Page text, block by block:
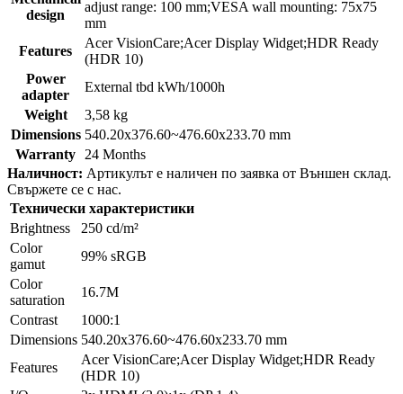
design
adjust range: 100 mm;VESA wall mounting: 75x75
mm
Features
Acer VisionCare;Acer Display Widget;HDR Ready
(HDR 10)
Power
adapter
External tbd kWh/1000h
Weight
3,58 kg
Dimensions 540.20x376.60~476.60x233.70 mm
Warranty
24 Months
Наличност: Артикулът е наличен по заявка от Външен склад.
Свържете се с нас.
Технически характеристики
Brightness
250 cd/m²
Color
gamut
99% sRGB
Color
saturation
16.7M
Contrast
1000:1
Dimensions 540.20x376.60~476.60x233.70 mm
Features
Acer VisionCare;Acer Display Widget;HDR Ready
(HDR 10)